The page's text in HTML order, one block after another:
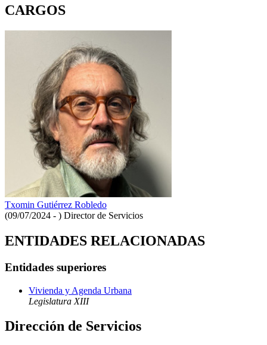
CARGOS
Txomin Gutiérrez Robledo
(09/07/2024 - ) Director de Servicios
ENTIDADES RELACIONADAS
Entidades superiores
Vivienda y Agenda Urbana
Legislatura XIII
Dirección de Servicios